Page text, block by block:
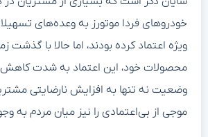
خودروهای فردا موتورز به وعده‌های
ویژه اعتماد کرده بودند، اما حالا با گذشت
محصولات خود، این اعتماد به شدت
وضعیت نه تنها به افزایش نارضایتی
موجی از بی‌اعتمادی را نیز میان مردم به